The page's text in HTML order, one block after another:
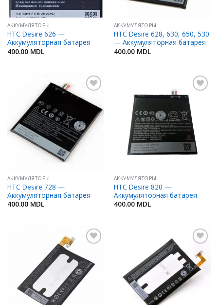
АККУМУЛЯТОРЫ
HTC Desire 626 —
Аккумуляторная батарея
400.00 MDL
АККУМУЛЯТОРЫ
HTC Desire 628, 630, 650, 530
— Аккумуляторная батарея
400.00 MDL
Добавить
Избранное
АККУМУЛЯТОРЫ
HTC Desire 728 —
Аккумуляторная батарея
400.00 MDL
Добавить
в
Избранное
АККУМУЛЯТОРЫ
HTC Desire 820 —
Аккумуляторная батарея
400.00 MDL
Добавить
в
Избранное
Добавить
в
Избранное